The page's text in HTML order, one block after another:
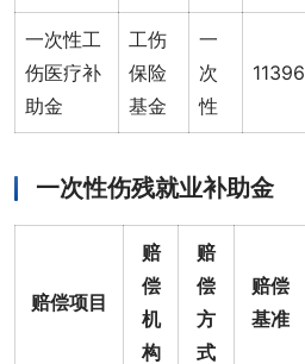
一次性工
伤医疗补
助金
工伤
保险
基金
一
次
性
11396
一次性伤残就业补助金
赔偿项目
赔
偿
机
构
赔
偿
方
式
赔偿
基准